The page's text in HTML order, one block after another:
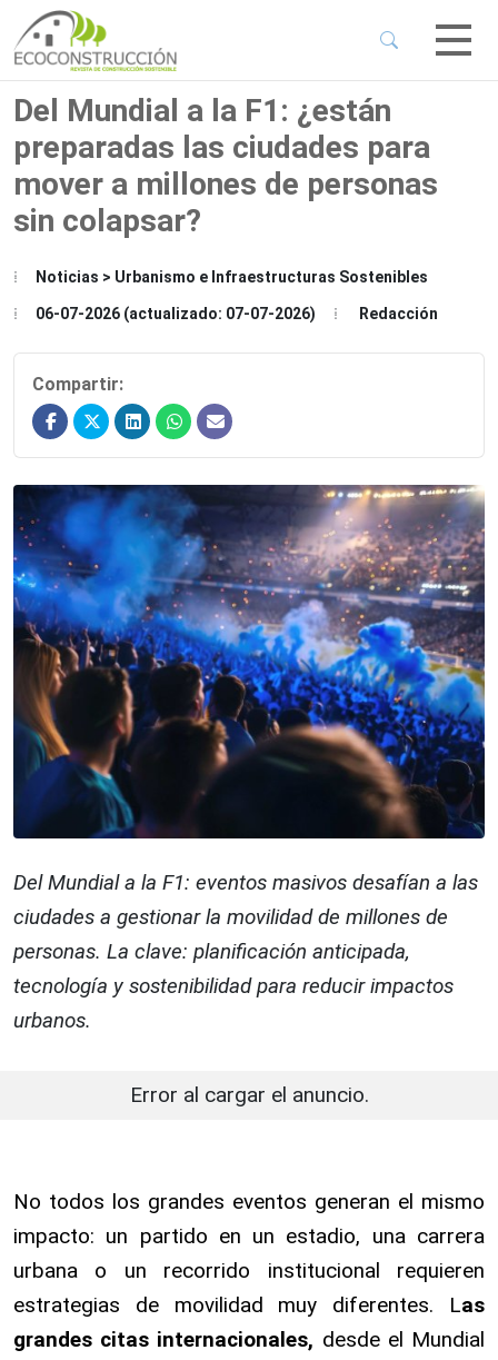
Menu
Menu
Menu
Del Mundial a la F1: ¿están
preparadas las ciudades para
mover a millones de personas
sin colapsar?
Noticias > Urbanismo e Infraestructuras Sostenibles
06-07-2026 (actualizado: 07-07-2026) Redacción
Compartir:
Del Mundial a la F1: eventos masivos desafían a las
ciudades a gestionar la movilidad de millones de
personas. La clave: planificación anticipada,
tecnología y sostenibilidad para reducir impactos
urbanos.
Error al cargar el anuncio.
No todos los grandes eventos generan el mismo
impacto: un partido en un estadio, una carrera
urbana o un recorrido institucional requieren
estrategias de movilidad muy diferentes. Las
grandes citas internacionales, desde el Mundial